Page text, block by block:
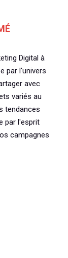
Digital à
par l'univers
avec
variés au
tendances
par l'esprit
campagnes